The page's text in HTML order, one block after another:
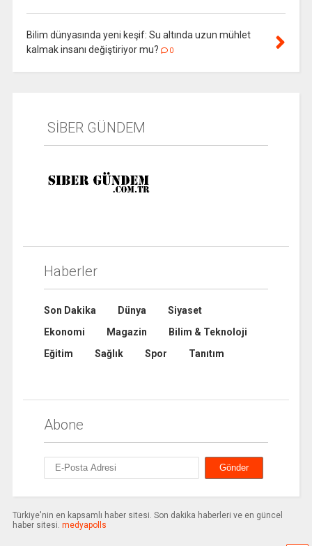
Bilim dünyasında yeni keşif: Su altında uzun mühlet
kalmak insanı değiştiriyor mu?
0
SİBER GÜNDEM
Haberler
Son Dakika Dünya
Siyaset
Ekonomi
Magazin
Bilim & Teknoloji
Eğitim
Sağlık Spor Tanıtım
Abone
Türkiye'nin en kapsamlı haber sitesi. Son dakika haberleri ve en güncel
haber sitesi. medyapolls